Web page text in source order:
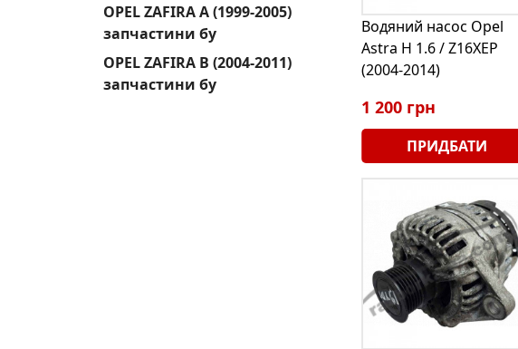
OPEL ZAFIRA A (1999-2005)
запчастини бу
OPEL ZAFIRA B (2004-2011)
запчастини бу
Водяний насос Opel
Astra H 1.6 / Z16XEP
(2004-2014)
1 200 грн
ПРИДБАТИ